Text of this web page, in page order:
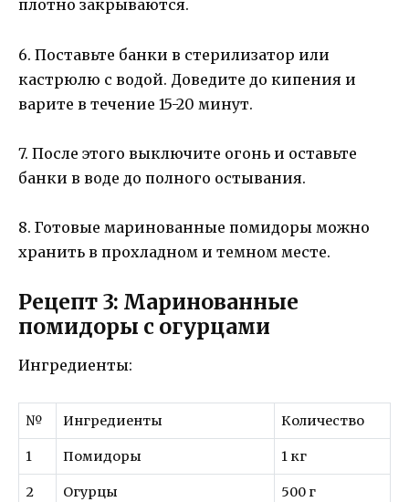
плотно закрываются.
6. Поставьте банки в стерилизатор или
кастрюлю с водой. Доведите до кипения и
варите в течение 15-20 минут.
7. После этого выключите огонь и оставьте
банки в воде до полного остывания.
8. Готовые маринованные помидоры можно
хранить в прохладном и темном месте.
Рецепт 3: Маринованные
помидоры с огурцами
Ингредиенты:
№ Ингредиенты Количество
1 Помидоры 1 кг
2 Огурцы 500 г